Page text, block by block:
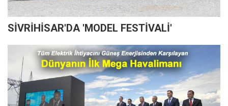
SİVRİHİSAR'DA 'MODEL FESTİVALİ'